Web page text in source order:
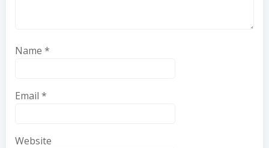
Name *
Email *
Website